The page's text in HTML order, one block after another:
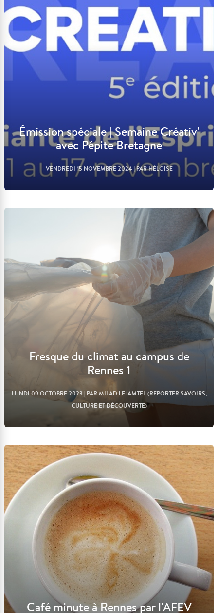
Lire l'article
Émission spéciale | Semaine Créativ'
avec Pépite Bretagne
VENDREDI 15 NOVEMBRE 2024 | PAR HÉLOÏSE
Lire l'article
Fresque du climat au campus de
Rennes 1
LUNDI 09 OCTOBRE 2023 | PAR MILAD LEJAMTEL (REPORTER SAVOIRS,
CULTURE ET DÉCOUVERTE)
Lire l'article
Café minute à Rennes par l'AFEV